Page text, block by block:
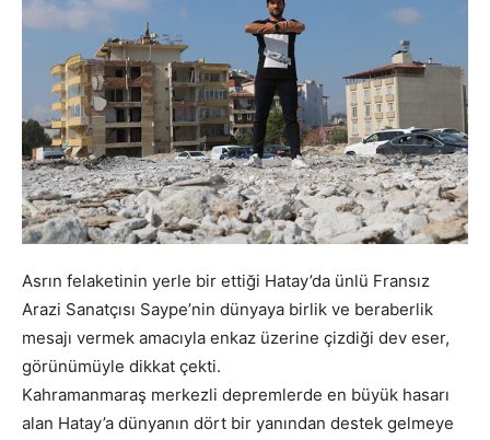
Asrın felaketinin yerle bir ettiği Hatay’da ünlü Fransız
Arazi Sanatçısı Saype’nin dünyaya birlik ve beraberlik
mesajı vermek amacıyla enkaz üzerine çizdiği dev eser,
görünümüyle dikkat çekti.
Kahramanmaraş merkezli depremlerde en büyük hasarı
alan Hatay’a dünyanın dört bir yanından destek gelmeye